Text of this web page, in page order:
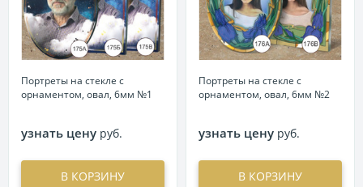
Портреты на стекле с
орнаментом, овал, 6мм №1
узнать цену руб.
В КОРЗИНУ
Портреты на стекле с
орнаментом, овал, 6мм №2
узнать цену руб.
В КОРЗИНУ